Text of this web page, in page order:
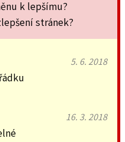
k lepšímu?
stránek?
5. 6. 2018
16. 3. 2018